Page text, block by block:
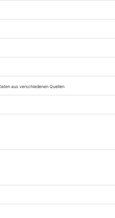
Sie können alle Vorteile
sofort nutzen
Digital-Abo testen